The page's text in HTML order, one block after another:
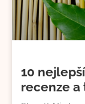
10
recenze a